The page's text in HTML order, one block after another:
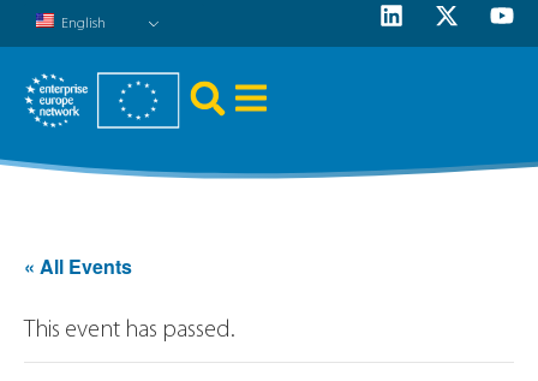
English
« All Events
This event has passed.